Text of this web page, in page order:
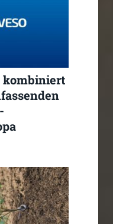
kombiniert